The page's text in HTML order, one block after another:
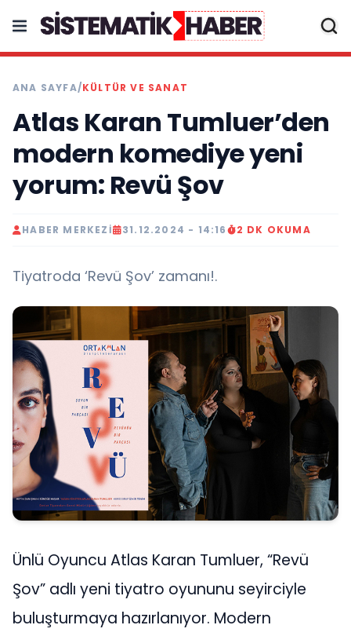
ANA SAYFA/KÜLTÜR VE SANAT
Atlas Karan Tumluer’den
modern komediye yeni
yorum: Revü Şov
HABER MERKEZI 31.12.2024 - 14:16 2 DK OKUMA
Tiyatroda ‘Revü Şov’ zamanı!.
Ünlü Oyuncu Atlas Karan Tumluer, “Revü
Şov” adlı yeni tiyatro oyununu seyirciyle
buluşturmaya hazırlanıyor. Modern